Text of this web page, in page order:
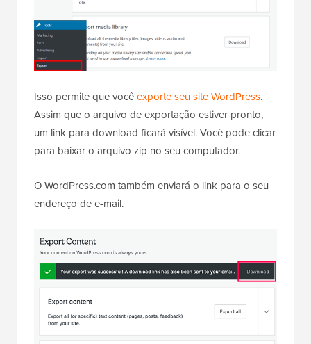
Isso permite que vocêexporte seu site WordPress.
Assim que o arquivo de exportação estiver pronto,
um link para download ficará visível. Você pode clicar
para baixar o arquivo zip no seu computador.
O WordPress.com também enviará o link para o seu
endereço de e-mail.